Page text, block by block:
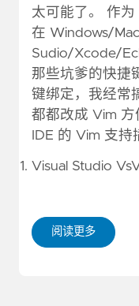
太可能了。 作
在 Windows/
Sudio/Xcode/
那些坑爹的快捷
键绑定，我经常
都都改成 Vim
IDE 的 Vim 支持
Visual Studio
阅读更多